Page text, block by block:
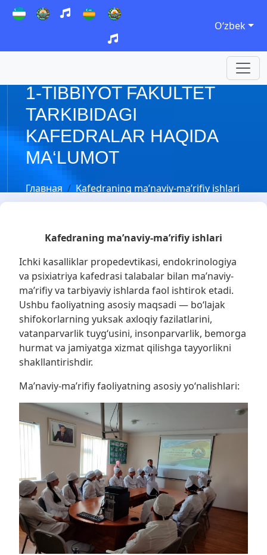
Oʻzbek
1-TIBBIYOT FAKULTET
TARKIBIDAGI
KAFEDRALAR HAQIDA
MA‘LUMOT
Главная Kafedraning ma’naviy-ma’rifiy ishlari
Kafedraning ma’naviy-ma’rifiy ishlari
Ichki kasalliklar propedevtikasi, endokrinologiya
va psixiatriya kafedrasi talabalar bilan ma’naviy-
ma’rifiy va tarbiyaviy ishlarda faol ishtirok etadi.
Ushbu faoliyatning asosiy maqsadi — bo‘lajak
shifokorlarning yuksak axloqiy fazilatlarini,
vatanparvarlik tuyg‘usini, insonparvarlik, bemorga
hurmat va jamiyatga xizmat qilishga tayyorlikni
shakllantirishdir.
Ma’naviy-ma’rifiy faoliyatning asosiy yo‘nalishlari: